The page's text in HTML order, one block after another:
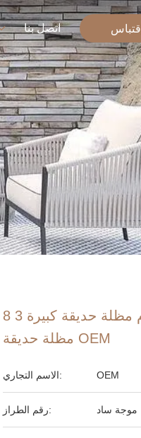
اتصل بنا إقتباس
8 ضلوع من الألومنيوم مظلة حديقة كبيرة 3m
مظلة حديقة OEM
الاسم التجاري: OEM
رقم الطراز: موجة ساد